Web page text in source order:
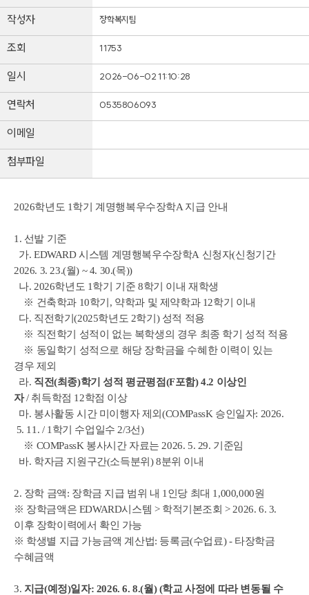
작성자 장학복지팀
조회 11753
일시 2026-06-02 11:10:28
연락처 0535806093
이메일
첨부파일
2026학년도 1학기 계명행복우수장학A 지급 안내
1. 선발 기준
가. EDWARD 시스템 계명행복우수장학A 신청자(신청기간
2026. 3. 23.(월) ~ 4. 30.(목))
나. 2026학년도 1학기 기준 8학기 이내 재학생
※ 건축학과 10학기, 약학과 및 제약학과 12학기 이내
다. 직전학기(2025학년도 2학기) 성적 적용
※ 직전학기 성적이 없는 복학생의 경우 최종 학기 성적 적용
※ 동일학기 성적으로 해당 장학금을 수혜한 이력이 있는
경우 제외
라. 직전(최종)학기 성적 평균평점(F포함) 4.2 이상인
자/ 취득학점 12학점 이상
마. 봉사활동 시간 미이행자 제외(COMPassK 승인일자: 2026.
5. 11. / 1학기 수업일수 2/3선)
※ COMPassK 봉사시간 자료는 2026. 5. 29. 기준임
바. 학자금 지원구간(소득분위) 8분위 이내
2. 장학 금액: 장학금 지급 범위 내 1인당 최대 1,000,000원
※ 장학금액은 EDWARD시스템 > 학적기본조회 > 2026. 6. 3.
이후 장학이력에서 확인 가능
※ 학생별 지급 가능금액 계산법: 등록금(수업료) - 타장학금
수혜금액
3. 지급(예정)일자: 2026. 6. 8.(월) (학교 사정에 따라 변동될 수